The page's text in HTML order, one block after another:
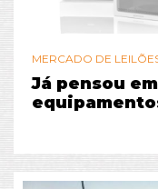
MERCADO DE
Já pensou